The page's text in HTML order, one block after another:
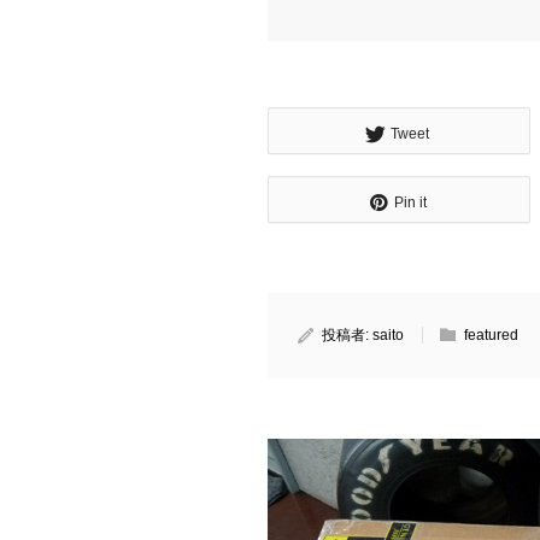
Tweet
Pin it
投稿者: saito featured